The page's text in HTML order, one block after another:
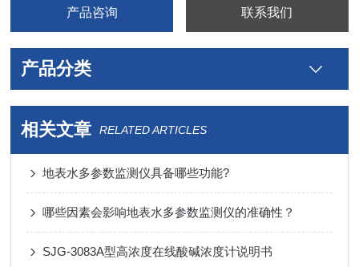
产品咨询 联系我们
产品分类
相关文章 RELATED ARTICLES
地表水多参数监测仪具备哪些功能?
哪些因素会影响地表水多参数监测仪的准确性？
SJG-3083A型高浓度在线酸碱浓度计说明书